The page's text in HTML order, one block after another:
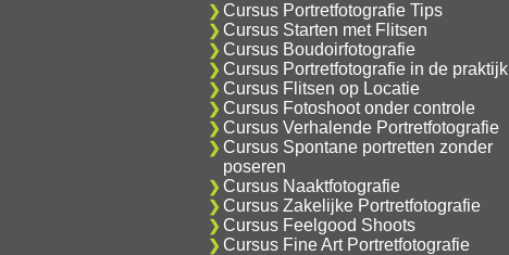
Cursus Portretfotografie Tips
Cursus Starten met Flitsen
Cursus Boudoirfotografie
Cursus Portretfotografie in de praktijk
Cursus Flitsen op Locatie
Cursus Fotoshoot onder controle
Cursus Verhalende Portretfotografie
Cursus Spontane portretten zonder
poseren
Cursus Naaktfotografie
Cursus Zakelijke Portretfotografie
Cursus Feelgood Shoots
Cursus Fine Art Portretfotografie